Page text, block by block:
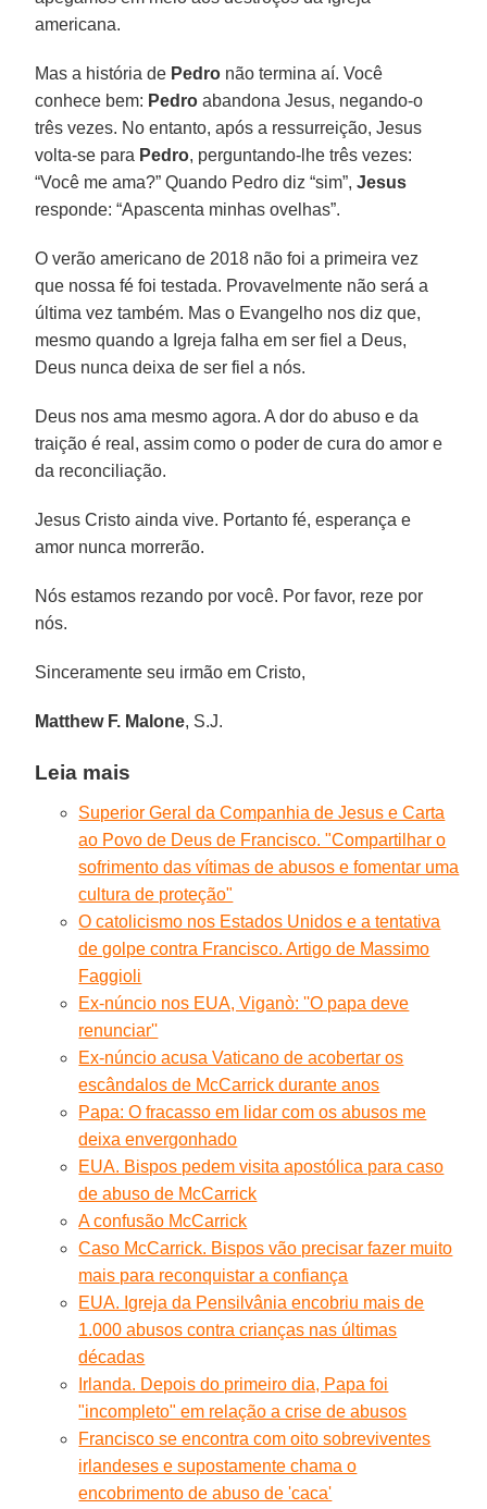
americana.
Mas a história de Pedro não termina aí. Você
conhece bem: Pedro abandona Jesus, negando-o
três vezes. No entanto, após a ressurreição, Jesus
volta-se para Pedro, perguntando-lhe três vezes:
“Você me ama?” Quando Pedro diz “sim”,Jesus
responde: “Apascenta minhas ovelhas”.
O verão americano de 2018 não foi a primeira vez
que nossa fé foi testada. Provavelmente não será a
última vez também. Mas o Evangelho nos diz que,
mesmo quando a Igreja falha em ser fiel a Deus,
Deus nunca deixa de ser fiel a nós.
Deus nos ama mesmo agora. A dor do abuso e da
traição é real, assim como o poder de cura do amor e
da reconciliação.
Jesus Cristo ainda vive. Portanto fé, esperança e
amor nunca morrerão.
Nós estamos rezando por você. Por favor, reze por
nós.
Sinceramente seu irmão em Cristo,
Matthew F. Malone, S.J.
Leia mais
Superior Geral da Companhia de Jesus e Carta
ao Povo de Deus de Francisco. "Compartilhar o
sofrimento das vítimas de abusos e fomentar uma
cultura de proteção"
O catolicismo nos Estados Unidos e a tentativa
de golpe contra Francisco. Artigo de Massimo
Faggioli
Ex-núncio nos EUA, Viganò: ''O papa deve
renunciar''
Ex-núncio acusa Vaticano de acobertar os
escândalos de McCarrick durante anos
Papa: O fracasso em lidar com os abusos me
deixa envergonhado
EUA. Bispos pedem visita apostólica para caso
de abuso de McCarrick
A confusão McCarrick
Caso McCarrick. Bispos vão precisar fazer muito
mais para reconquistar a confiança
EUA. Igreja da Pensilvânia encobriu mais de
1.000 abusos contra crianças nas últimas
décadas
Irlanda. Depois do primeiro dia, Papa foi
"incompleto" em relação a crise de abusos
Francisco se encontra com oito sobreviventes
irlandeses e supostamente chama o
encobrimento de abuso de 'caca'